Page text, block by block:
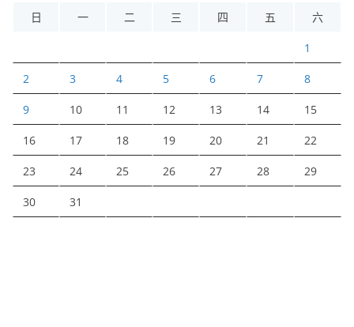
日
一 二 三 四 五 六
1
2 3 4 5 6 7 8
9 10 11 12 13 14 15
16 17 18 19 20 21 22
23 24 25 26 27 28 29
30 31